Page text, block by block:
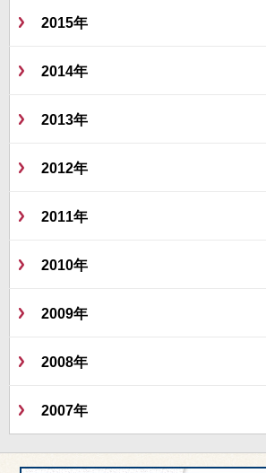
2015年
2014年
2013年
2012年
2011年
2010年
2009年
2008年
2007年